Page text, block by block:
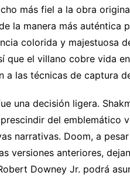
más fiel a la obra
la manera más auténtica
colorida y majestuosa
que el villano cobre vida
a las técnicas de captura
una decisión ligera.
del emblemático
narrativas. Doom, a
versiones anteriores,
Downey Jr. podrá